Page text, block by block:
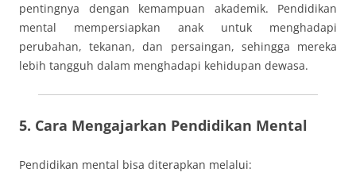
pentingnya dengan kemampuan akademik. Pendidikan
mental mempersiapkan anak untuk menghadapi
perubahan, tekanan, dan persaingan, sehingga mereka
lebih tangguh dalam menghadapi kehidupan dewasa.
5. Cara Mengajarkan Pendidikan Mental
Pendidikan mental bisa diterapkan melalui: